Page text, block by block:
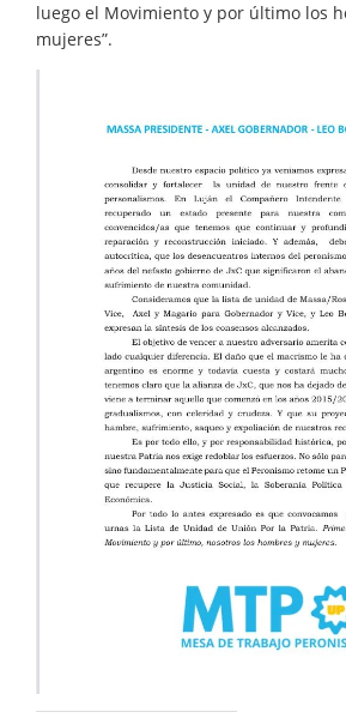
luego el Movimiento y por último los
mujeres”.